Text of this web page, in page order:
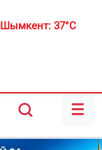
Шымкент: 37°C
☰